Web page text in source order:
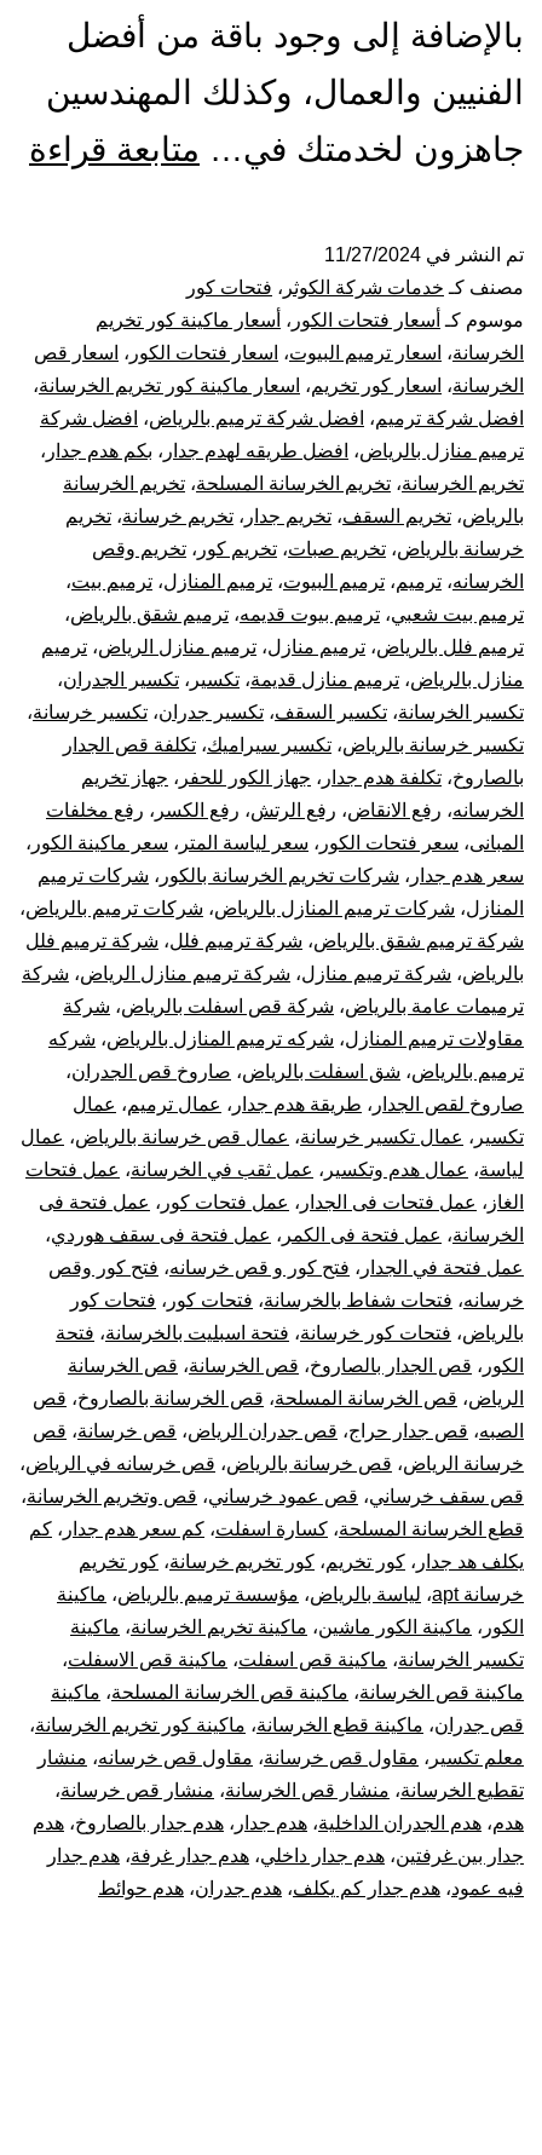
بالإضافة إلى وجود باقة من أفضل
الفنيين والعمال، وكذلك المهندسين
جاهزون لخدمتك في… متابعة قراءة
تم النشر في 11/27/2024
مصنف كـ خدمات شركة الكوثر ، فتحات كور
موسوم كـ أسعار فتحات الكور ، أسعار ماكينة كور تخريم
الخرسانة، اسعار ترميم البيوت، اسعار فتحات الكور ، اسعار قص
الخرسانة، اسعار كور تخريم، اسعار ماكينة كور تخريم الخرسانة،
افضل شركة ترميم، افضل شركة ترميم بالرياض، افضل شركة
ترميم منازل بالرياض، افضل طريقه لهدم جدار ، بكم هدم جدار ،
تخريم الخرسانة، تخريم الخرسانة المسلحة، تخريم الخرسانة
بالرياض، تخريم السقف، تخريم جدار ، تخريم خرسانة، تخريم
خرسانة بالرياض، تخريم صبات، تخريم كور ، تخريم وقص
الخرسانه، ترميم، ترميم البيوت، ترميم المنازل، ترميم بيت،
ترميم بيت شعبي، ترميم بيوت قديمه، ترميم شقق بالرياض،
ترميم فلل بالرياض، ترميم منازل، ترميم منازل الرياض، ترميم
منازل بالرياض، ترميم منازل قديمة، تكسير ، تكسير الجدران،
تكسير الخرسانة، تكسير السقف، تكسير جدران، تكسير خرسانة،
تكسير خرسانة بالرياض، تكسير سيراميك، تكلفة قص الجدار
بالصاروخ، تكلفة هدم جدار ، جهاز الكور للحفر ، جهاز تخريم
الخرسانه، رفع الانقاض، رفع الرتش، رفع الكسر ، رفع مخلفات
المبانى، سعر فتحات الكور ، سعر لياسة المتر ، سعر ماكينة الكور ،
سعر هدم جدار ، شركات تخريم الخرسانة بالكور ، شركات ترميم
المنازل، شركات ترميم المنازل بالرياض، شركات ترميم بالرياض،
شركة ترميم شقق بالرياض، شركة ترميم فلل، شركة ترميم فلل
بالرياض، شركة ترميم منازل، شركة ترميم منازل الرياض، شركة
ترميمات عامة بالرياض، شركة قص اسفلت بالرياض، شركة
مقاولات ترميم المنازل، شركه ترميم المنازل بالرياض، شركه
ترميم بالرياض، شق اسفلت بالرياض، صاروخ قص الجدران،
صاروخ لقص الجدار ، طريقة هدم جدار ، عمال ترميم، عمال
تكسير ، عمال تكسير خرسانة، عمال قص خرسانة بالرياض، عمال
لياسة، عمال هدم وتكسير ، عمل ثقب في الخرسانة، عمل فتحات
الغاز ، عمل فتحات فى الجدار ، عمل فتحات كور ، عمل فتحة فى
الخرسانة، عمل فتحة فى الكمر ، عمل فتحة فى سقف هوردي،
عمل فتحة في الجدار ، فتح كور و قص خرسانه، فتح كور وقص
خرسانه، فتحات شفاط بالخرسانة، فتحات كور ، فتحات كور
بالرياض، فتحات كور خرسانة، فتحة اسبليت بالخرسانة، فتحة
الكور ، قص الجدار بالصاروخ، قص الخرسانة، قص الخرسانة
الرياض، قص الخرسانة المسلحة، قص الخرسانة بالصاروخ، قص
الصبه، قص جدار حراج، قص جدران الرياض، قص خرسانة، قص
خرسانة الرياض، قص خرسانة بالرياض، قص خرسانه في الرياض،
قص سقف خرساني، قص عمود خرساني، قص وتخريم الخرسانة،
قطع الخرسانة المسلحة، كسارة اسفلت، كم سعر هدم جدار ، كم
يكلف هد جدار ، كور تخريم، كور تخريم خرسانة، كور تخريم
خرسانة apt
، لياسة بالرياض، مؤسسة ترميم بالرياض، ماكينة
الكور ، ماكينة الكور ماشين، ماكينة تخريم الخرسانة، ماكينة
تكسير الخرسانة، ماكينة قص اسفلت، ماكينة قص الاسفلت،
ماكينة قص الخرسانة، ماكينة قص الخرسانة المسلحة، ماكينة
قص جدران، ماكينة قطع الخرسانة، ماكينة كور تخريم الخرسانة،
معلم تكسير ، مقاول قص خرسانة، مقاول قص خرسانه، منشار
تقطيع الخرسانة، منشار قص الخرسانة، منشار قص خرسانة،
هدم، هدم الجدران الداخلية، هدم جدار ، هدم جدار بالصاروخ، هدم
جدار بين غرفتين، هدم جدار داخلي، هدم جدار غرفة، هدم جدار
فيه عمود، هدم جدار كم يكلف، هدم جدران، هدم حوائط